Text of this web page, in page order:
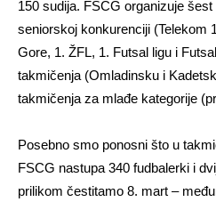
150 sudija. FSCG organizuje
seniorskoj konkurenciji (Telekom
Gore, 1. ŽFL, 1. Futsal ligu i
takmičenja (Omladinsku i
takmičenja za mlađe kategorije
Posebno smo ponosni što u
FSCG nastupa 340 fudbalerki i
prilikom čestitamo 8. mart –